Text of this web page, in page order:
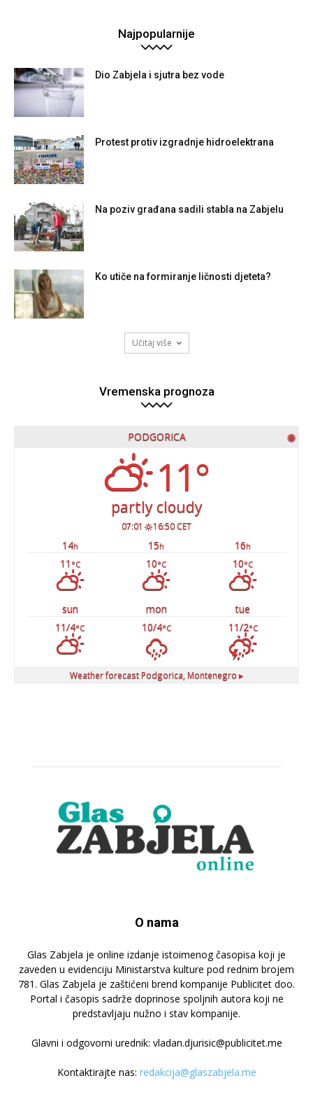
Najpopularnije
Dio Zabjela i sjutra bez vode
Protest protiv izgradnje hidroelektrana
Na poziv građana sadili stabla na Zabjelu
Ko utiče na formiranje ličnosti djeteta?
Učitaj više
Vremenska prognoza
PODGORICA ◉
11°
partly cloudy
07:01 16:50 CET
14h 15h 16h
11 °C 10°C 10°C
sun mon
tue
11/4°C 10/4°C 11/2°C
Weather forecast Podgorica, Montenegro ▸
O nama
Glas Zabjela je online izdanje istoimenog časopisa koji je
zaveden u evidenciju Ministarstva kulture pod rednim brojem
781. Glas Zabjela je zaštićeni brend kompanije Publicitet doo.
Portal i časopis sadrže doprinose spoljnih autora koji ne
predstavljaju nužno i stav kompanije.
Glavni i odgovorni urednik: vladan.djurisic@publicitet.me
Kontaktirajte nas: redakcija@glaszabjela.me